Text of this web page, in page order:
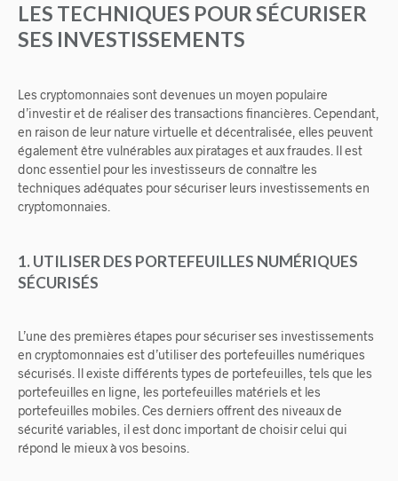
LES TECHNIQUES POUR SÉCURISER
SES INVESTISSEMENTS
Les cryptomonnaies sont devenues un moyen populaire
d’investir et de réaliser des transactions financières. Cependant,
en raison de leur nature virtuelle et décentralisée, elles peuvent
également être vulnérables aux piratages et aux fraudes. Il est
donc essentiel pour les investisseurs de connaître les
techniques adéquates pour sécuriser leurs investissements en
cryptomonnaies.
1. UTILISER DES PORTEFEUILLES NUMÉRIQUES
SÉCURISÉS
L’une des premières étapes pour sécuriser ses investissements
en cryptomonnaies est d’utiliser des portefeuilles numériques
sécurisés. Il existe différents types de portefeuilles, tels que les
portefeuilles en ligne, les portefeuilles matériels et les
portefeuilles mobiles. Ces derniers offrent des niveaux de
sécurité variables, il est donc important de choisir celui qui
répond le mieux à vos besoins.